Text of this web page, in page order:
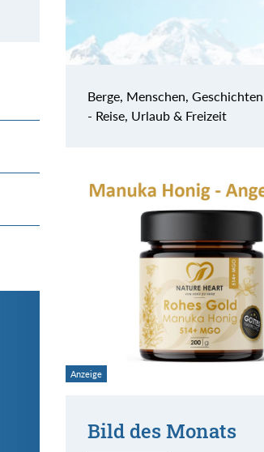
Berge, Menschen,
- Reise, Urlaub & Freizeit
Bild des Monats